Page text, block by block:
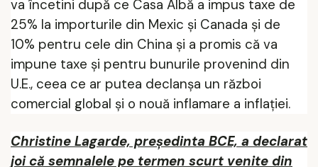
va încetini după ce Casa Albă a impus taxe de
25% la importurile din Mexic și Canada și de
10% pentru cele din China și a promis că va
impune taxe și pentru bunurile provenind din
U.E., ceea ce ar putea declanșa un război
comercial global și o nouă inflamare a inflației.
Christine Lagarde, preşedinta BCE, a declarat
joi că semnalele pe termen scurt venite din